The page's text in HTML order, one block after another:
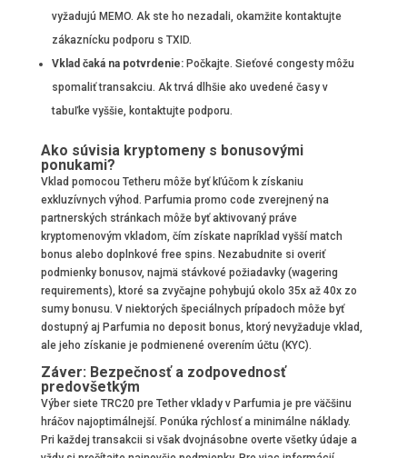
vyžadujú MEMO. Ak ste ho nezadali, okamžite kontaktujte
zákaznícku podporu s TXID.
Vklad čaká na potvrdenie:Počkajte. Sieťové congesty môžu
spomaliť transakciu. Ak trvá dlhšie ako uvedené časy v
tabuľke vyššie, kontaktujte podporu.
Ako súvisia kryptomeny s bonusovými
ponukami?
Vklad pomocou Tetheru môže byť kľúčom k získaniu
exkluzívnych výhod. Parfumia promo code zverejnený na
partnerských stránkach môže byť aktivovaný práve
kryptomenovým vkladom, čím získate napríklad vyšší match
bonus alebo doplnkové free spins. Nezabudnite si overiť
podmienky bonusov, najmä stávkové požiadavky (wagering
requirements), ktoré sa zvyčajne pohybujú okolo 35x až 40x zo
sumy bonusu. V niektorých špeciálnych prípadoch môže byť
dostupný aj Parfumia no deposit bonus, ktorý nevyžaduje vklad,
ale jeho získanie je podmienené overením účtu (KYC).
Záver: Bezpečnosť a zodpovednosť
predovšetkým
Výber siete TRC20 pre Tether vklady v Parfumia je pre väčšinu
hráčov najoptimálnejší. Ponúka rýchlosť a minimálne náklady.
Pri každej transakcii si však dvojnásobne overte všetky údaje a